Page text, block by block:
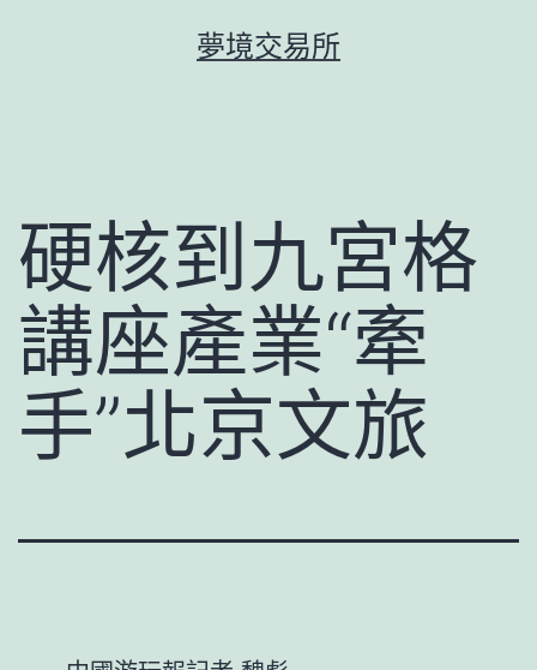
容
夢境交易所
硬核到九宮格
講座產業“牽
手”北京文旅